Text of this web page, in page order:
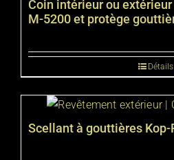
Coin intérieur ou extérieur
M-5200 et protège
Détails
Scellant à gouttières Kop-